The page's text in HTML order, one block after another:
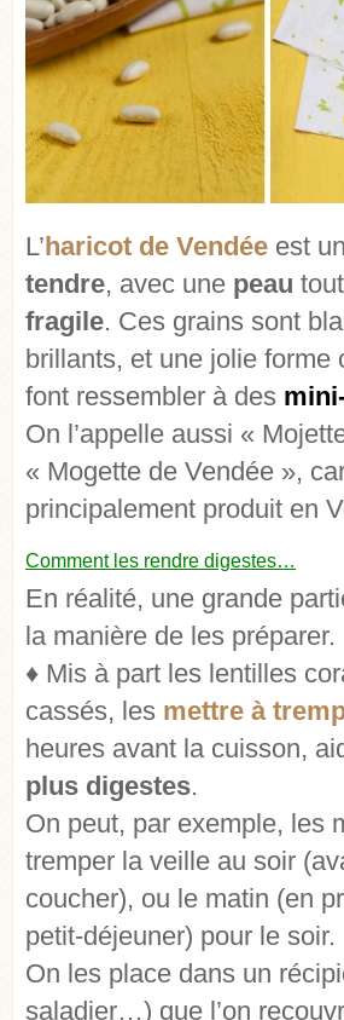
L’haricot de Vendée est
tendre, avec une peau
fragile. Ces grains sont
brillants, et une jolie forme
font ressembler à des
On l’appelle aussi «
« Mogette de Vendée »,
principalement produit en
Comment les rendre digestes…
En réalité, une grande
la manière de les préparer.
♦ Mis à part les lentilles
cassés, les mettre à
heures avant la cuisson,
plus digestes.
On peut, par exemple, les
tremper la veille au soir
coucher), ou le matin (en
petit-déjeuner) pour le soir.
On les place dans un
saladier…) que l’on